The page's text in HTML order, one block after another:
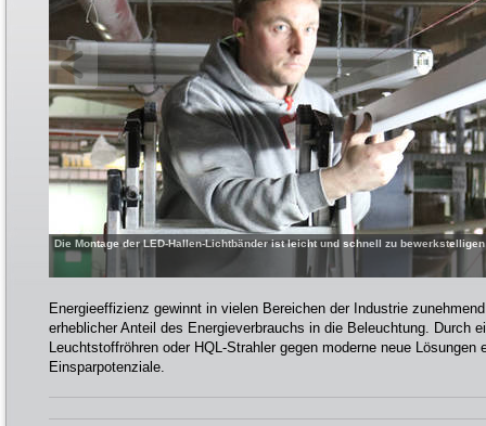
Die Montage der LED-Hallen-Lichtbänder ist leicht und schnell zu bewerkstelligen
Energieeffizienz gewinnt in vielen Bereichen der Industrie
erheblicher Anteil des Energieverbrauchs in die Beleuchtung. Durch
Leuchtstoffröhren oder HQL-Strahler gegen moderne neue Lösungen
Einsparpotenziale.